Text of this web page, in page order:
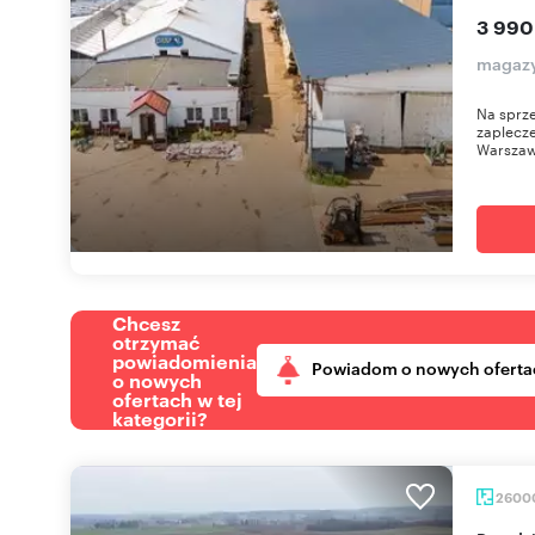
3
Na
Chcesz
otrzymać
powiadomienia
o nowych
ofertach w tej
kategorii?
Powiadom o nowych